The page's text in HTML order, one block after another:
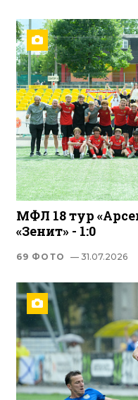
МФЛ 18 тур
«Зенит» - 1:0
69 ФОТО — 31.07.2026